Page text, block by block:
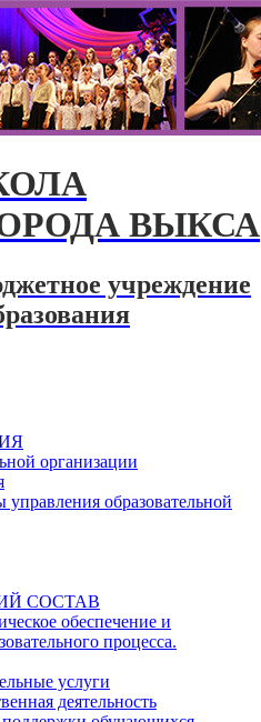
ВЫКСА
учреждение
организации
образовательной
СОСТАВ
обеспечение и
процесса.
услуги
деятельность